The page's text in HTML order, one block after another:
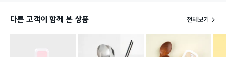
다른 고객이 함께 본 상품 전체보기